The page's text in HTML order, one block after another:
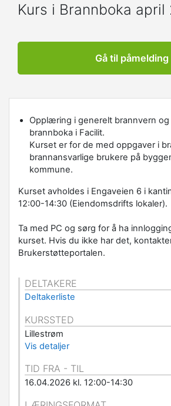
Kurs i Brannboka april
Gå til påmelding
Opplæring i generelt brannvern og
brannboka i Facilit.
Kurset er for de med oppgaver i
brannansvarlige brukere på
kommune.
Kurset avholdes i Engaveien 6 i
12:00-14:30 (Eiendomsdrifts lokaler).
Ta med PC og sørg for å ha
kurset. Hvis du ikke har det,
Brukerstøtteportalen.
DELTAKERE
Deltakerliste
KURSSTED
Lillestrøm
Vis detaljer
TID FRA - TIL
16.04.2026 kl. 12:00-14:30